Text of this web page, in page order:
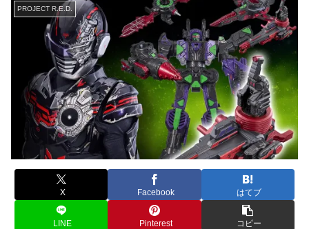
PROJECT R.E.D.
X Facebook はてブ
LINE Pinterest コピー